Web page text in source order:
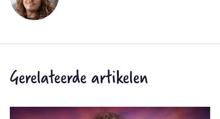
Gerelateerde artikelen